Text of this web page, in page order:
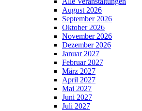
August 2026
September 2026
Oktober 2026
November 2026
Dezember 2026
Januar 2027
Februar 2027
März 2027
April 2027
Mai 2027
Juni 2027
Juli 2027